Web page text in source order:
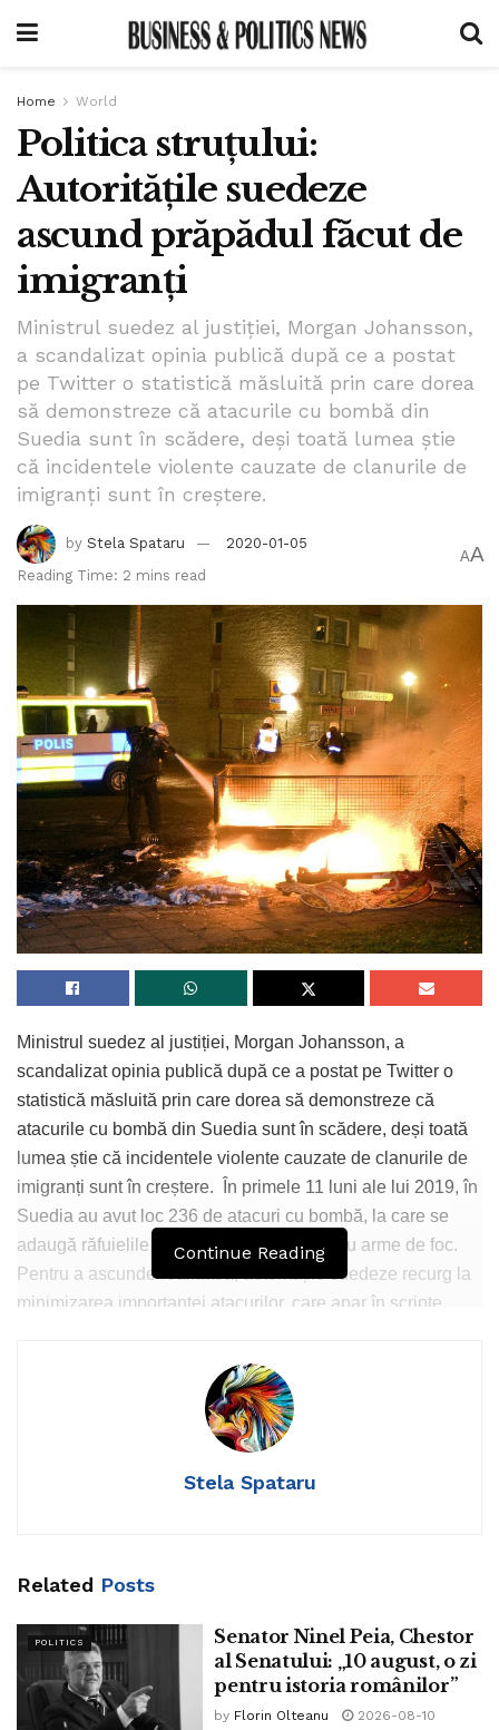
Home World
Politica struțului:
Autoritățile suedeze
ascund prăpădul făcut de
imigranți
Ministrul suedez al justiției, Morgan Johansson,
a scandalizat opinia publică după ce a postat
pe Twitter o statistică măsluită prin care dorea
să demonstreze că atacurile cu bombă din
Suedia sunt în scădere, deși toată lumea știe
că incidentele violente cauzate de clanurile de
imigranți sunt în creștere.
by Stela Spataru
2020-01-05
Reading Time: 2 mins read
AA
Ministrul suedez al justiției, Morgan Johansson, a
scandalizat opinia publică după ce a postat pe Twitter o
statistică măsluită prin care dorea să demonstreze că
atacurile cu bombă din Suedia sunt în scădere, deși toată
lumea știe că incidentele violente cauzate de clanurile de
imigranți sunt în creștere. În primele 11 luni ale lui 2019, în
Suedia au avut loc 236 de atacuri cu bombă, la care se
adaugă răfuielile între bande și atacurile cu arme de foc.
Pentru a ascunde realitatea, autoritățile suedeze recurg la
minimizarea importanței atacurilor, care apar în scripte
detonată în trafic apare ca „incident cu daune”, iar o
explozie produsă la o școală a fost înregistrată ca „incident
Postarea ministrului a stârnit un val de critici, acesta fiind
acuzat că „ascunde mizeria sub covor”.
rapoartele acestora nu convin autorităților. Angajații sunt
presați să jongleze cu cifrele, pentru a ascunde situația
dramatică din marile orașe ale Suediei și a pune accentul
pe date care pot fi considerate pozitive.
Continue Reading
Stela Spataru
Related Posts
POLITICS
Senator Ninel Peia, Chestor
al Senatului: „10 august, o zi
pentru istoria românilor”
by Florin Olteanu 2026-08-10